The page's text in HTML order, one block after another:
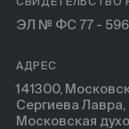
ЭЛ № ФС 77 -
АДРЕС
141300,
Сергиева Лавра,
Московская